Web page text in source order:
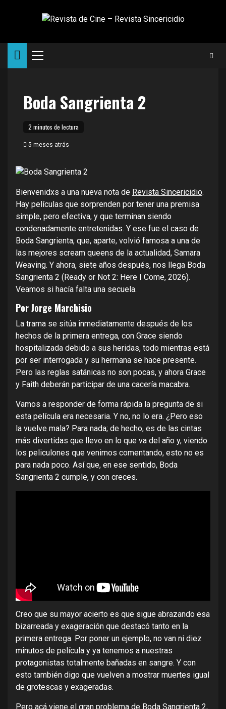
Menú
Boda Sangrienta 2
2 minutos de lectura
5 meses atrás
Bienvenidxs a una nueva nota de Revista Sincericidio.
Hay películas que sorprenden por tener una premisa
simple, pero efectiva, y que terminan siendo
condenadamente entretenidas. Y ese fue el caso de
Boda Sangrienta, que, aparte, volvió famosa a una de
las mejores scream queens de la actualidad, Samara
Weaving. Y ahora, siete años después, nos llega Boda
Sangrienta 2 (Ready or Not 2: Here I Come, 2026).
Veamos si hacía falta una secuela.
Por Jorge Marchisio
La trama se sitúa inmediatamente después de los
hechos de la primera entrega, con Grace siendo
hospitalizada debido a sus heridas, todo mientras está
por ser interrogada y su hermana se hace presente.
Pero las reglas satánicas no son pocas, y ahora Grace
y Faith deberán participar de una cacería macabra.
Vamos a responder de forma rápida la pregunta de si
esta película era necesaria. Y no, no lo era. ¿Pero eso
la vuelve mala? Para nada; de hecho, es de las cintas
más divertidas que llevo en lo que va del año y, viendo
los peliculones que venimos comentando, esto no es
para nada poco. Así que, en ese sentido, Boda
Sangrienta 2 cumple, y con creces.
Creo que su mayor acierto es que sigue abrazando esa
bizarreada y exageración que destacó tanto en la
primera entrega. Por poner un ejemplo, no van ni diez
minutos de película y ya tenemos a nuestras
protagonistas totalmente bañadas en sangre. Y con
esto también digo que vuelven a mostrar muertes igual
de grotescas y exageradas.
Pero acá viene el gran problema de Boda Sangrienta 2,